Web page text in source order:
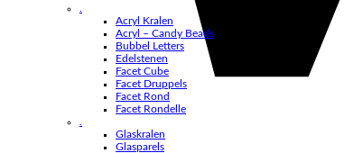
.
Acryl Kralen
Acryl – Candy Beads
Bubbel Letters
Edelstenen
Facet Cube
Facet Druppels
Facet Rond
Facet Rondelle
.
Glaskralen
Glasparels